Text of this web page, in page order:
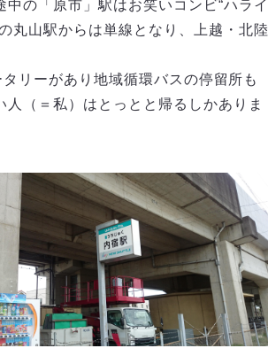
の「原市」駅はお笑いコンビ“ハライ
丸山駅からは単線となり、上越・北陸
リーがあり地域循環バスの停留所も
（＝私）はとっとと帰るしかありま